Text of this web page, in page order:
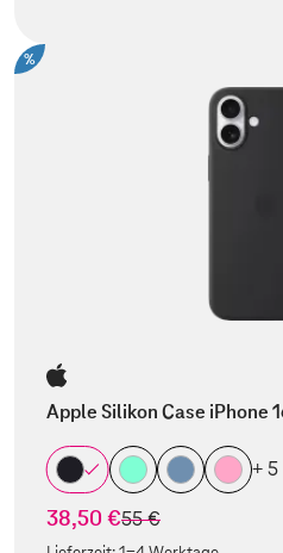
%
Apple Silikon Case iPhone
+ 5
38,50 €statt
55 €